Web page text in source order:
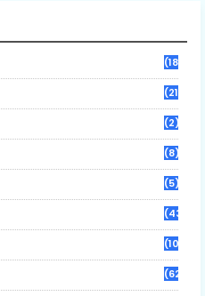
(184)
(21)
(2)
(8)
(5)
(43)
(108)
(62)